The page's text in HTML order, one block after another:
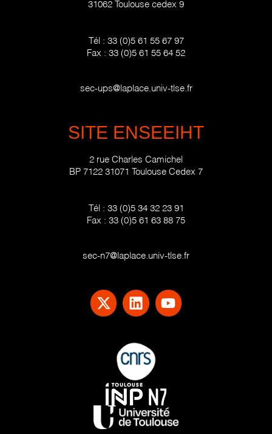
31062 Toulouse cedex 9
Tél : 33 (0)5 61 55 67 97
Fax : 33 (0)5 61 55 64 52
sec-ups@laplace.univ-tlse.fr
SITE ENSEEIHT
2 rue Charles Camichel
BP 7122 31071 Toulouse Cedex 7
Tél : 33 (0)5 34 32 23 91
Fax : 33 (0)5 61 63 88 75
sec-n7@laplace.univ-tlse.fr